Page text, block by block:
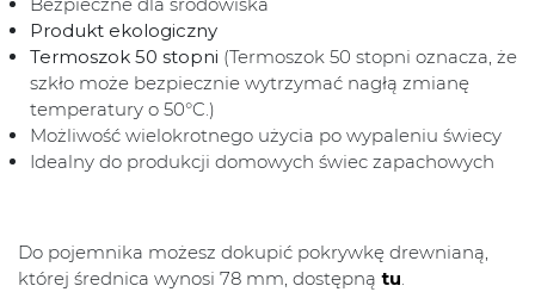
Produkt ekologiczny
Termoszok 50 stopni (Termoszok 50 stopni oznacza, że
szkło może bezpiecznie wytrzymać nagłą zmianę
temperatury o 50°C.)
Możliwość wielokrotnego użycia po wypaleniu świecy
Idealny do produkcji domowych świec zapachowych
Do pojemnika możesz dokupić pokrywkę drewnianą,
której średnica wynosi 78 mm, dostępną tu.